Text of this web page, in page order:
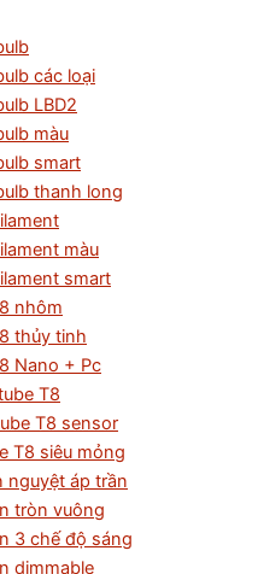
các loại
LBD2
màu
smart
thanh long
màu
smart
nhôm
thủy tinh
Nano + Pc
T8
T8 sensor
T8 siêu mỏng
nguyệt áp trần
tròn vuông
3 chế độ sáng
dimmable